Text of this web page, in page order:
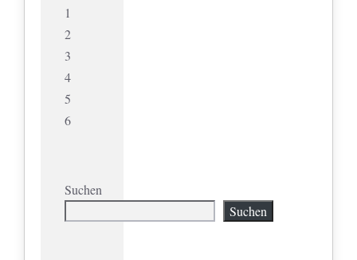
1
2
3
4
5
6
Suchen
Suchen